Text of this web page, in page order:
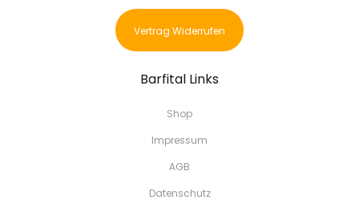
Vertrag Widerrufen
Barfital Links
Shop
Impressum
AGB
Datenschutz